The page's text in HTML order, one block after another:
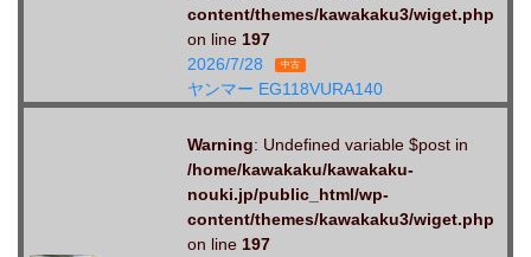
content/themes/kawakaku3/wiget.php
on line 197
2026/7/28
中古
ヤンマー EG118VURA140
Warning: Undefined variable $post in
/home/kawakaku/kawakaku-
nouki.jp/public_html/wp-
content/themes/kawakaku3/wiget.php
on line 197